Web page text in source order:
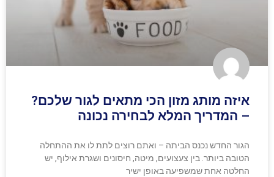
איזה מותג מזון הכי מתאים לגור שלכם?
– המדריך המלא לבחירה נכונה
הגור החדש נכנס הביתה – ואתם רוצים לתת לו את ההתחלה
הטובה ביותר. בין צעצועים, מיטה, חיסונים ושגרת אילוף, יש
החלטה אחת שמשפיעה באופן ישיר